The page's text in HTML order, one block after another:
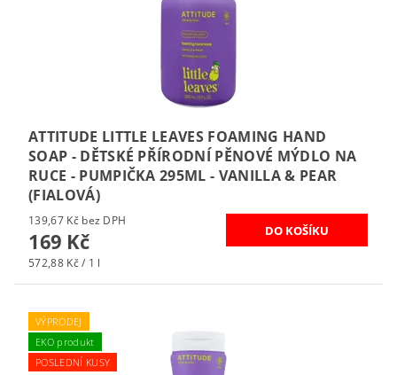
ATTITUDE LITTLE LEAVES FOAMING HAND
SOAP - DĚTSKÉ PŘÍRODNÍ PĚNOVÉ MÝDLO NA
RUCE - PUMPIČKA 295ML - VANILLA & PEAR
(FIALOVÁ)
139,67 Kč bez DPH
169 Kč
572,88 Kč / 1 l
VÝPRODEJ
EKO produkt
POSLEDNÍ KUSY